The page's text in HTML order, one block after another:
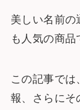
美しい名前の
も人気の商品
この記事で
報、さらにそ